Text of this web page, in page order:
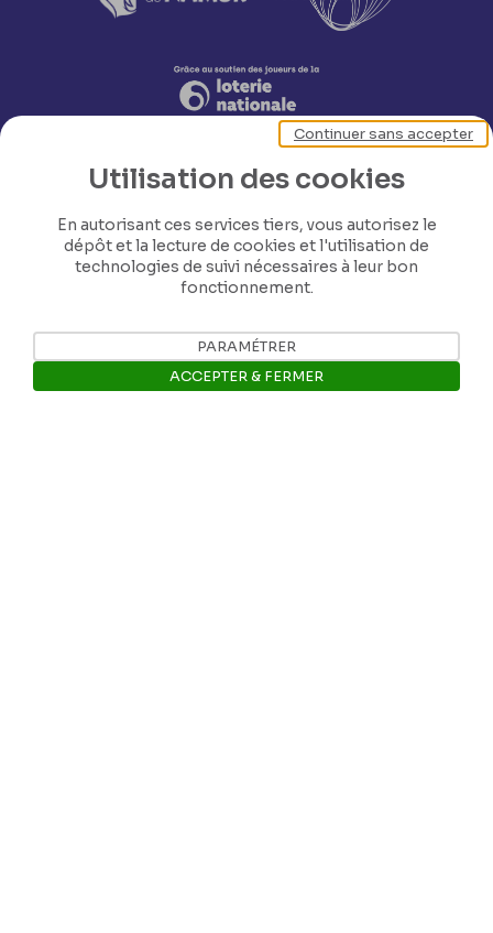
Tél: +32 81 77 67 55
Utilisation des cookies
En autorisant ces services tiers, vous autorisez le
dépôt et la lecture de cookies et l'utilisation de
technologies de suivi nécessaires à leur bon
fonctionnement.
Continuer sans accepter
PARAMÉTRER
ACCEPTER & FERMER